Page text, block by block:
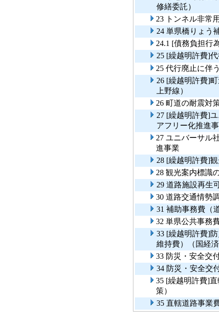
修繕委託）
23 トンネル非常
24 単県橋りょう
24.1 [債務負担行
25 [繰越明許費]
25 代行廃止に伴
26 [繰越明許費]
上野線）
26 町道の耐震対
27 [繰越明許費]
アフリー化推進
27 ユニバーサル
進事業
28 [繰越明許費]
28 観光案内標
29 道路施設再生
30 道路交通情勢
31 補助事務費（
32 単県公共事務
33 [繰越明許費]
維持費）（国経
33 防災・安全交
34 防災・安全交
35 [繰越明許費]
策）
35 直轄道路事業